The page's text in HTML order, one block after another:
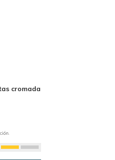
cromada